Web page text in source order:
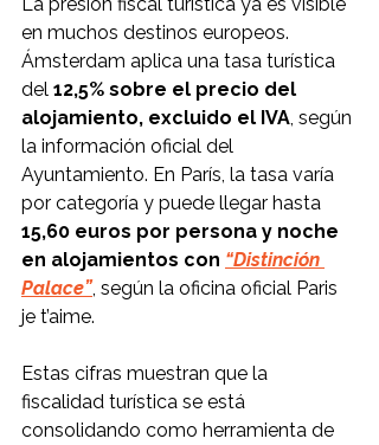
en muchos destinos europeos.
Ámsterdam aplica una tasa turística
del 12,5% sobre el precio del
alojamiento, excluido el IVA , según
la información oficial del
Ayuntamiento. En París, la tasa varía
por categoría y puede llegar hasta
15,60 euros por persona y noche
en alojamientos con “Distinción
Palace”, según la oficina oficial Paris
je t’aime.
Estas cifras muestran que la
fiscalidad turística se está
consolidando como herramienta de